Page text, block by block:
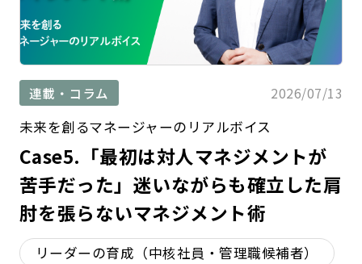
連載・コラム 2026/07/13
Case5.「最初は対人マネジメントが
苦手だった」迷いながらも確立した肩
肘を張らないマネジメント術
未来を創るマネージャーのリアルボイス
リーダーの育成（中核社員・管理職候補者）